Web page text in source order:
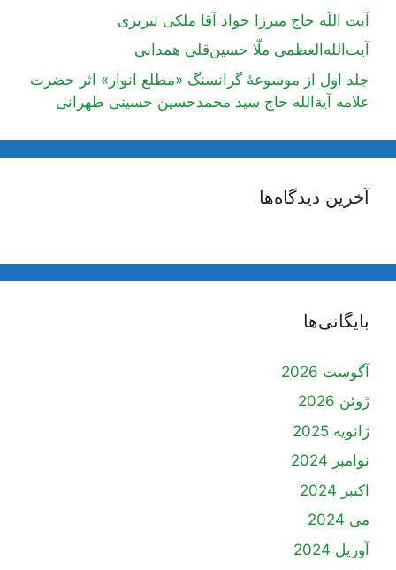
آیت اللَه حاج میرزا جواد آقا ملکی تبریزی
آیت‌الله‌العظمی ملّا حسین‌قلی همدانی
جلد اول از موسوعۀ گرانسنگ «مطلع انوار» اثر حضرت
علامه آیة‌الله حاج سید محمدحسین حسینی طهرانی
آخرین دیدگاه‌ها
بایگانی‌ها
آگوست 2026
ژوئن 2026
ژانویه 2025
نوامبر 2024
اکتبر 2024
می 2024
آوریل 2024